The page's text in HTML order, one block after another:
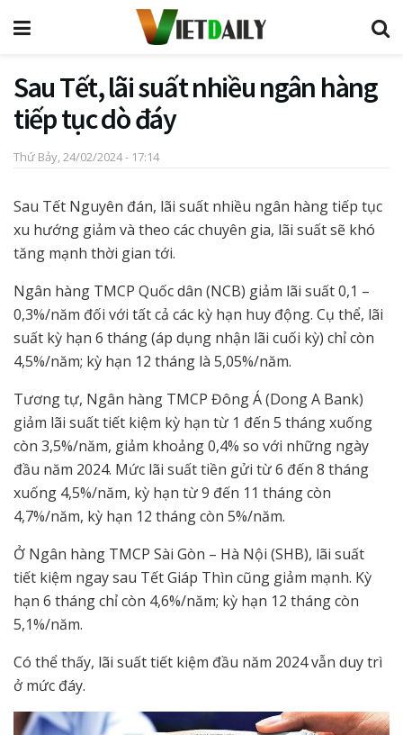
Sau Tết, lãi suất nhiều ngân hàng
tiếp tục dò đáy
Thứ Bảy, 24/02/2024 - 17:14
Sau Tết Nguyên đán, lãi suất nhiều ngân hàng tiếp tục
xu hướng giảm và theo các chuyên gia, lãi suất sẽ khó
tăng mạnh thời gian tới.
Ngân hàng TMCP Quốc dân (NCB) giảm lãi suất 0,1 –
0,3%/năm đối với tất cả các kỳ hạn huy động. Cụ thể, lãi
suất kỳ hạn 6 tháng (áp dụng nhận lãi cuối kỳ) chỉ còn
4,5%/năm; kỳ hạn 12 tháng là 5,05%/năm.
Tương tự, Ngân hàng TMCP Đông Á (Dong A Bank)
giảm lãi suất tiết kiệm kỳ hạn từ 1 đến 5 tháng xuống
còn 3,5%/năm, giảm khoảng 0,4% so với những ngày
đầu năm 2024. Mức lãi suất tiền gửi từ 6 đến 8 tháng
xuống 4,5%/năm, kỳ hạn từ 9 đến 11 tháng còn
4,7%/năm, kỳ hạn 12 tháng còn 5%/năm.
Ở Ngân hàng TMCP Sài Gòn – Hà Nội (SHB), lãi suất
tiết kiệm ngay sau Tết Giáp Thìn cũng giảm mạnh. Kỳ
hạn 6 tháng chỉ còn 4,6%/năm; kỳ hạn 12 tháng còn
5,1%/năm.
Có thể thấy, lãi suất tiết kiệm đầu năm 2024 vẫn duy trì
ở mức đáy.